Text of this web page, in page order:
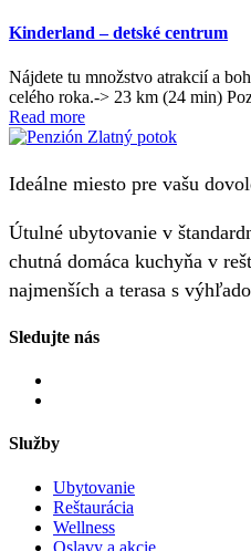
Kinderland – detské centrum
Nájdete tu množstvo atrakcií a
celého roka.-> 23 km (24 min)
Read more
Ideálne miesto pre vašu
Útulné ubytovanie v
chutná domáca kuchyňa v
najmenších a terasa s
Sledujte nás
Služby
Ubytovanie
Reštaurácia
Wellness
Oslavy a akcie